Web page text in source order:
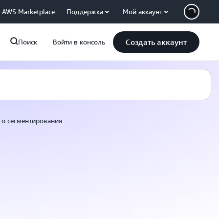
AWS Marketplace Поддержка Мой аккаунт
Поиск Войти в консоль Создать аккаунт
сегментирования